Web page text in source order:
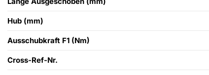
Hub (mm)
Ausschubkraft F1 (Nm)
Cross-Ref-Nr.